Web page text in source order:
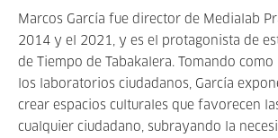
Marcos García fue director de Medialab
2014 y el 2021, y es el protagonista de
de Tiempo de Tabakalera. Tomando
los laboratorios ciudadanos, García
crear espacios culturales que favorecen
cualquier ciudadano, subrayando la